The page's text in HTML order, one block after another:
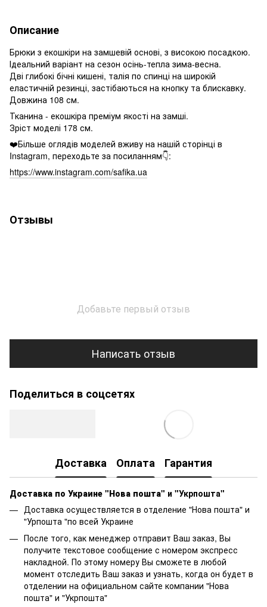
Описание
Брюки з екошкіри на замшевій основі, з високою посадкою.
Ідеальний варіант на сезон осінь-тепла зима-весна.
Дві глибокі бічні кишені, талія по спинці на широкій
еластичній резинці, застібаються на кнопку та блискавку.
Довжина 108 см.
Тканина - екошкіра преміум якості на замші.
Зріст моделі 178 см.
❤️Більше оглядів моделей вживу на нашій сторінці в
Instagram, переходьте за посиланням👇:
https://www.instagram.com/safika.ua
Отзывы
Добавьте первый отзыв
Написать отзыв
Поделиться в соцсетях
Доставка Оплата Гарантия
Доставка по Украине "Нова пошта" и "Укрпошта"
Доставка осуществляется в отделение "Нова пошта" и
"Урпошта "по всей Украине
После того, как менеджер отправит Ваш заказ, Вы
получите текстовое сообщение с номером экспресс
накладной. По этому номеру Вы сможете в любой
момент отследить Ваш заказ и узнать, когда он будет в
отделении на официальном сайте компании "Нова
пошта" и "Укрпошта"